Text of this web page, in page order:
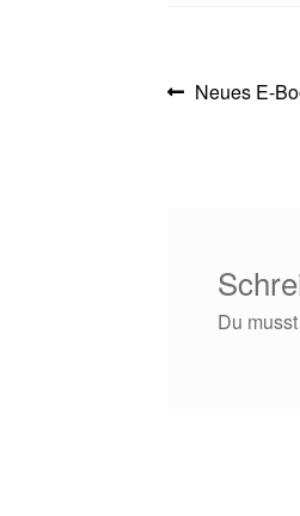
Vorheriger
Neues E-
Du musst